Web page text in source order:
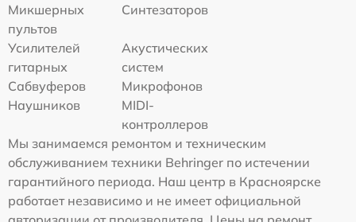
Микшерных
пультов
Синтезаторов
Усилителей
гитарных
Акустических
систем
Сабвуферов
Микрофонов
Наушников
MIDI-
контроллеров
Мы занимаемся ремонтом и техническим
обслуживанием техники Behringer по истечении
гарантийного периода. Наш центр в Красноярске
работает независимо и не имеет официальной